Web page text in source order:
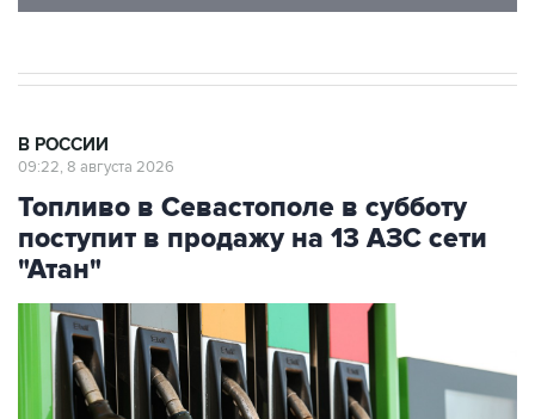
В РОССИИ
09:22, 8 августа 2026
Топливо в Севастополе в субботу
поступит в продажу на 13 АЗС сети
"Атан"